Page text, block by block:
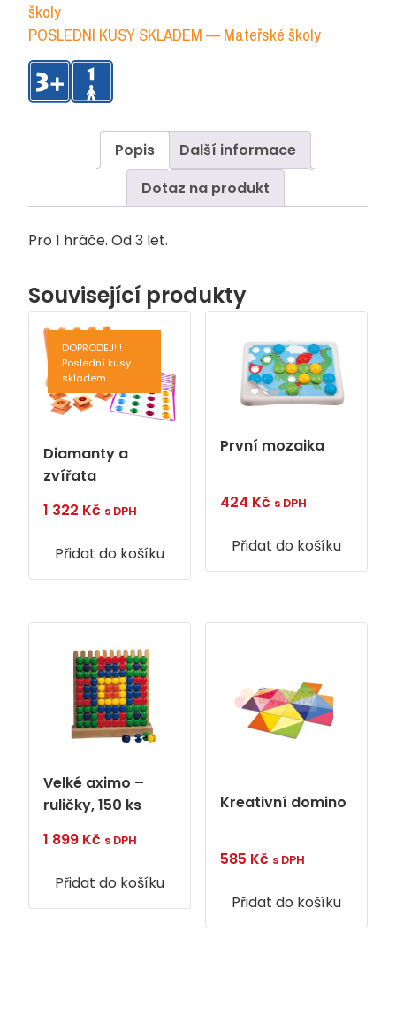
školy
POSLEDNÍ KUSY SKLADEM — Mateřské školy
Popis
Další informace
Dotaz na produkt
Pro 1 hráče. Od 3 let.
Související produkty
DOPRODEJ!!!
Poslední kusy
skladem
Diamanty a
zvířata
1 322 Kč s DPH
Přidat do košíku
První mozaika
424 Kč s DPH
Přidat do košíku
Velké aximo –
ruličky, 150 ks
1 899 Kč s DPH
Přidat do košíku
Kreativní domino
585 Kč s DPH
Přidat do košíku